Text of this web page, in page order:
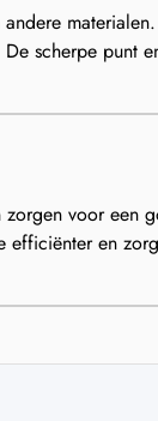
scherpe punt
voor een
en